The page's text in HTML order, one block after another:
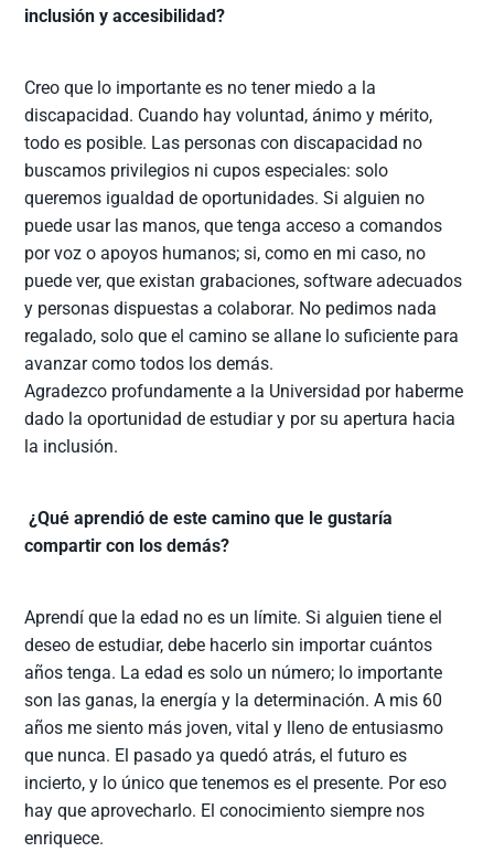
inclusión y accesibilidad?
Creo que lo importante es no tener miedo a la
discapacidad. Cuando hay voluntad, ánimo y mérito,
todo es posible. Las personas con discapacidad no
buscamos privilegios ni cupos especiales: solo
queremos igualdad de oportunidades. Si alguien no
puede usar las manos, que tenga acceso a comandos
por voz o apoyos humanos; si, como en mi caso, no
puede ver, que existan grabaciones, software adecuados
y personas dispuestas a colaborar. No pedimos nada
regalado, solo que el camino se allane lo suficiente para
avanzar como todos los demás.
Agradezco profundamente a la Universidad por haberme
dado la oportunidad de estudiar y por su apertura hacia
la inclusión.
¿Qué aprendió de este camino que le gustaría
compartir con los demás?
Aprendí que la edad no es un límite. Si alguien tiene el
deseo de estudiar, debe hacerlo sin importar cuántos
años tenga. La edad es solo un número; lo importante
son las ganas, la energía y la determinación. A mis 60
años me siento más joven, vital y lleno de entusiasmo
que nunca. El pasado ya quedó atrás, el futuro es
incierto, y lo único que tenemos es el presente. Por eso
hay que aprovecharlo. El conocimiento siempre nos
enriquece.